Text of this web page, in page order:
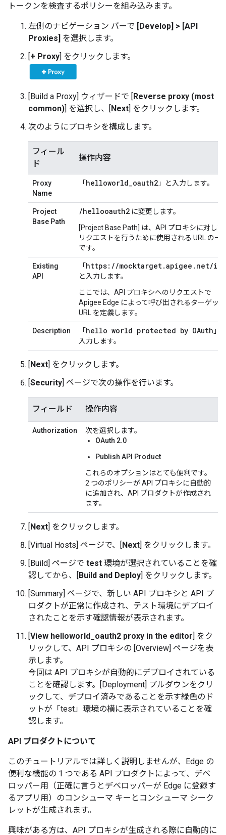
トークンを検査するポリシーを組み込みます。
左側のナビゲーション バーで
[Develop] > [API
Proxies] を選択します。
+ Proxy ] をクリックします。
[Build a Proxy] ウィザードで [
Reverse proxy (most
common) ] を選択し、[ Next ] をクリックします。
次のようにプロキシを構成します。
フィール
ド
操作内容
Proxy
Name
「 helloworld_oauth2 」と入力します。
Project
Base Path
/hellooauth2 に変更します。
[Project Base Path] は、API プロキシに対して
リクエストを行うために使用される URL の一
です。
Existing
API
「 https://mocktarget.apigee.net/ip
と入力します。
ここでは、API プロキシへのリクエストで
Apigee Edge によって呼び出されるターゲット
URL を定義します。
Description 「 hello world protected by OAuth 」
入力します。
Next ] をクリックします。
Security ] ページで次の操作を行います。
フィールド 操作内容
Authorization
次を選択します。
OAuth 2.0
Publish API Product
これらのオプションはとても便利です。
2 つのポリシーが API プロキシに自動的
に追加され、API プロダクトが作成され
ます。
Next ] をクリックします。
[Virtual Hosts] ページで、[
Next ] をクリックします。
[Build] ページで test 環境が選択されていることを確
認してから、[
Build and Deploy ] をクリックします。
[Summary] ページで、新しい API プロキシと API プ
ロダクトが正常に作成され、テスト環境にデプロイ
されたことを示す確認情報が表示されます。
View helloworld_oauth2 proxy in the editor ] をク
リックして、API プロキシの [Overview] ページを表
示します。
今回は API プロキシが自動的にデプロイされている
ことを確認します。[Deployment] プルダウンをクリ
ックして、デプロイ済みであることを示す緑色のド
ットが「test」環境の横に表示されていることを確
認します。
API プロダクトについて
このチュートリアルでは詳しく説明しませんが、Edge の
便利な機能の 1 つである API プロダクトによって、デベ
ロッパー用（正確に言うとデベロッパーが Edge に登録す
るアプリ用）のコンシューマ キーとコンシューマ シーク
レットが生成されます。
興味がある方は、API プロキシが生成される際に自動的に